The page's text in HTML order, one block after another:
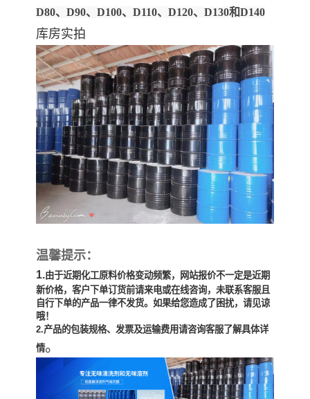
D80、D90、D100、D110、D120、D130和D140
库房实拍
温馨提示：
1.由于近期化工原料价格变动频繁，网站报价不一定是近期
新价格，客户下单订货前请来电或在线咨询，未联系客服且
自行下单的产品一律不发货。如果给您造成了困扰，请见谅
哦！
2.产品的包装规格、发票及运输费用请咨询客服了解具体详
情。